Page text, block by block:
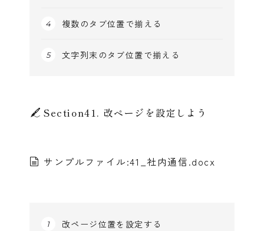
複数のタブ位置で揃える
文字列末のタブ位置で揃える
Section41. 改ページを設定しよう
サンプルファイル:41_社内通信.docx
改ページ位置を設定する